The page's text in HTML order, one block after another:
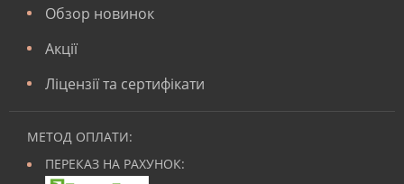
Обзор новинок
Акції
Ліцензії та сертифікати
МЕТОД ОПЛАТИ:
ПЕРЕКАЗ НА РАХУНОК: